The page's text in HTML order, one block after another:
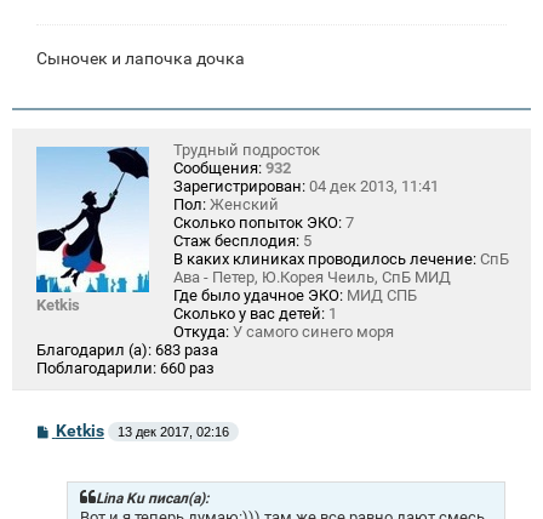
Сыночек и лапочка дочка
Ketkis
Трудный подросток
Сообщения: 932
Зарегистрирован: 04 дек 2013, 11:41
Пол: Женский
Сколько попыток ЭКО: 7
Стаж бесплодия: 5
В каких клиниках проводилось лечение: СпБ
Ава - Петер, Ю.Корея Чеиль, СпБ МИД
Где было удачное ЭКО: МИД СПБ
Сколько у вас детей: 1
Откуда: У самого синего моря
Благодарил (а): 683 раза
Поблагодарили: 660 раз
СKetkis 13 дек 2017, 02:16
Lina Ku писал(а):